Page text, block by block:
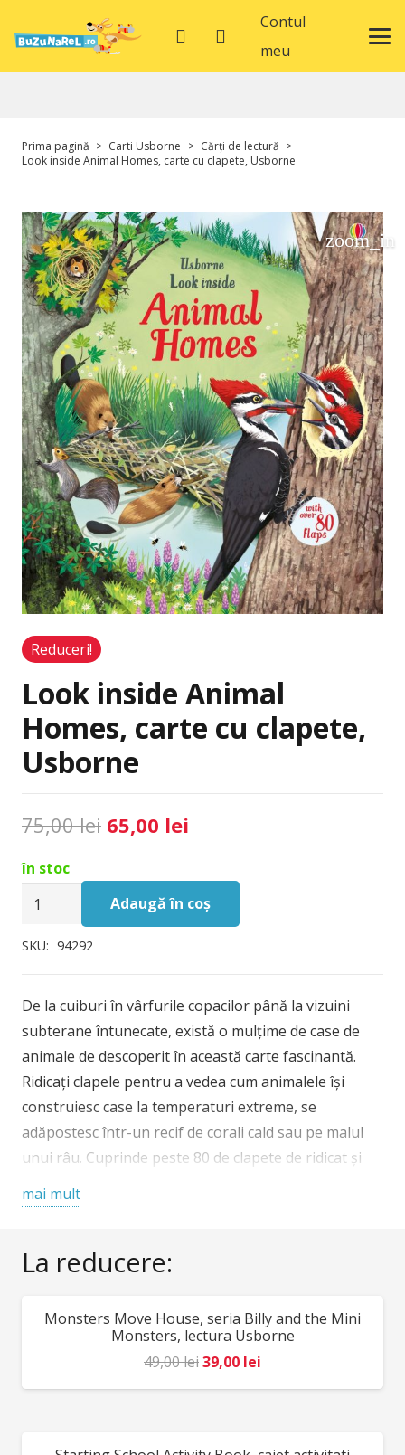
Contul
meu
Prima pagină > Carti Usborne > Cărți de lectură >
Look inside Animal Homes, carte cu clapete, Usborne
Reduceri!
Look inside Animal
Homes, carte cu clapete,
Usborne
75,00lei Prețul
a
fost:
75,00 lei.
65,00 lei
este:
65,00 lei.
în stoc
Cantitate
inside
Homes,
carte
clapete,
Usborne
Adaugă în coș
SKU: 94292
De la cuiburi în vârfurile copacilor până la vizuini
subterane întunecate, există o mulțime de case de
animale de descoperit în această carte fascinantă.
Ridicați clapele pentru a vedea cum animalele își
construiesc case la temperaturi extreme, se
adăpostesc într-un recif de corali cald sau pe malul
unui râu. Cuprinde peste 80 de clapete de ridicat și
case de animale reale.
Vârstă recomandată 5 ani +
mai mult
La reducere:
REDUCERI!
Monsters Move House, seria Billy and the Mini
Monsters, lectura Usborne
49,00leiPrețul
inițial
39,00 lei
curent